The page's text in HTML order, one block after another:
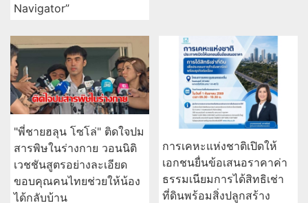
Navigator”
"พี่ชายฮลุน โซโล่" ติดใจปม
สารพิษในร่างกาย วอนนิติ
เวชชันสูตรอย่างละเอียด
ขอบคุณคนไทยช่วยให้น้อง
ได้กลับบ้าน
การเคหะแห่งชาติเปิดให้
เอกชนยื่นข้อเสนอราคาค่า
ธรรมเนียมการได้สิทธิเช่า
ที่ดินพร้อมสิ่งปลูกสร้าง